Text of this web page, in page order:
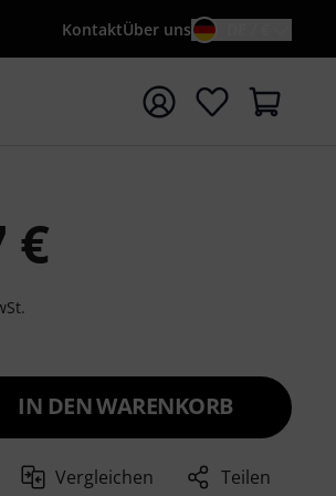
KontaktÜber uns
starten
€
IN DEN WARENKORB
Vergleichen Teilen